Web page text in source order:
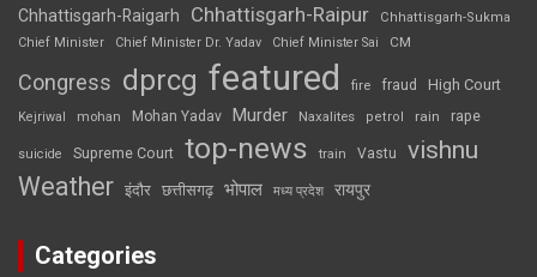
Chhattisgarh-Raigarh Chhattisgarh-Raipur
Chhattisgarh-Sukma
Chief Minister
Chief Minister Dr. Yadav Chief Minister Sai CM
Congress dprcg featured fire fraud High Court
Kejriwal mohan Mohan Yadav Murder Naxalites petrol rain rape
suicide Supreme Court top-news train Vastu vishnu
Weather इंदौर छत्तीसगढ़ भोपाल मध्य प्रदेश रायपुर
Categories